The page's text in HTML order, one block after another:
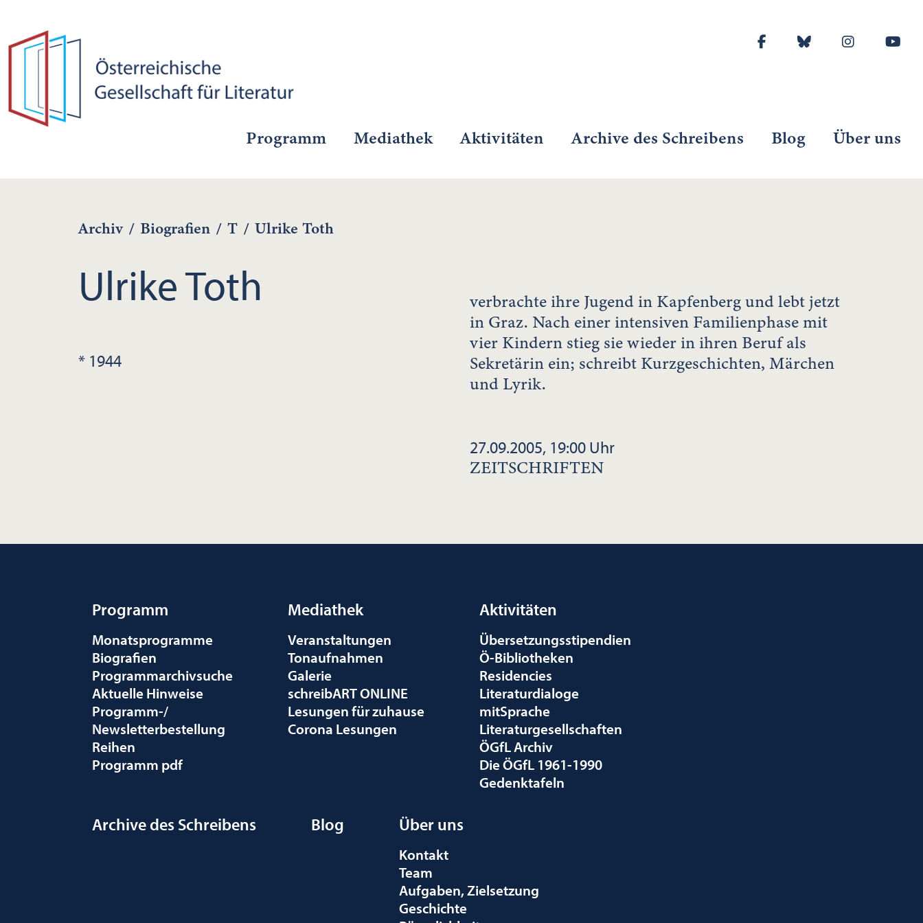
Programm Mediathek Aktivitäten Archive des Schreibens Blog Über uns
Archiv / Biografien / T / Ulrike Toth
Ulrike Toth
* 1944
verbrachte ihre Jugend in Kapfenberg und lebt jetzt
in Graz. Nach einer intensiven Familienphase mit
vier Kindern stieg sie wieder in ihren Beruf als
Sekretärin ein; schreibt Kurzgeschichten, Märchen
und Lyrik.
27.09.2005, 19:00 Uhr
ZEITSCHRIFTEN
Programm
Monatsprogramme
Biografien
Programmarchivsuche
Aktuelle Hinweise
Programm-/
Newsletterbestellung
Reihen
Programm pdf
Mediathek
Veranstaltungen
Tonaufnahmen
Galerie
schreibART ONLINE
Lesungen für zuhause
Corona Lesungen
Aktivitäten
Übersetzungsstipendien
Ö-Bibliotheken
Residencies
Literaturdialoge
mitSprache
Literaturgesellschaften
ÖGfL Archiv
Die ÖGfL 1961-1990
Gedenktafeln
Archive des Schreibens Blog Über uns
Kontakt
Team
Aufgaben, Zielsetzung
Geschichte